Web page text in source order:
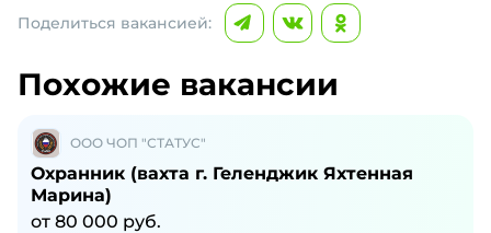
Поделиться вакансией:
Похожие вакансии
ООО ЧОП "СТАТУС"
Охранник (вахта г. Геленджик Яхтенная
Марина)
от 80 000 руб.